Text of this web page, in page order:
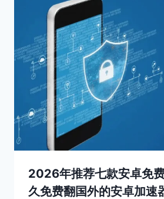
2026年推荐七款安卓免
久免费翻国外的安卓加速